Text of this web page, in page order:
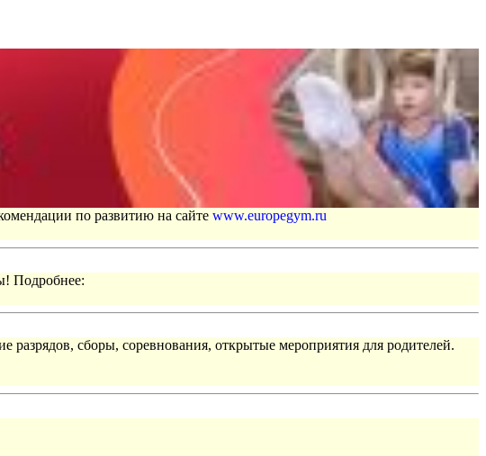
по развитию на сайте www.europegym.ru
Подробнее:
сборы, соревнования, открытые мероприятия для родителей.